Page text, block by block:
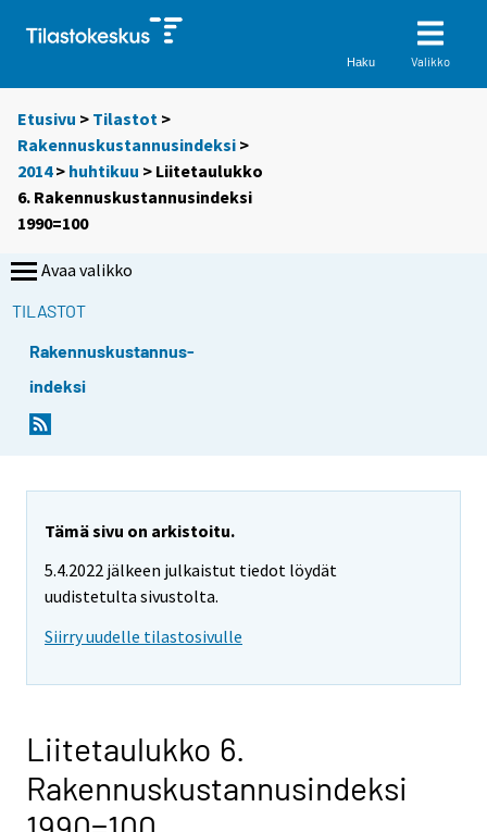
Haku Valikko
Etusivu > Tilastot >
Rakennuskustannusindeksi >
2014> huhtikuu > Liitetaulukko
6. Rakennuskustannusindeksi
1990=100
Avaa valikko
TILASTOT
Rakennuskustannus-
indeksi
Tämä sivu on arkistoitu.
5.4.2022 jälkeen julkaistut tiedot löydät
uudistetulta sivustolta.
Siirry uudelle tilastosivulle
Liitetaulukko 6.
Rakennuskustannusindeksi